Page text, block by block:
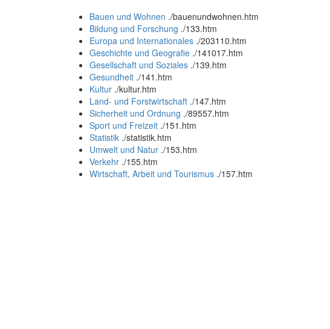
Bauen und Wohnen ./bauenundwohnen.htm
Bildung und Forschung ./133.htm
Europa und Internationales ./203110.htm
Geschichte und Geografie ./141017.htm
Gesellschaft und Soziales ./139.htm
Gesundheit ./141.htm
Kultur ./kultur.htm
Land- und Forstwirtschaft ./147.htm
Sicherheit und Ordnung ./89557.htm
Sport und Freizeit ./151.htm
Statistik ./statistik.htm
Umwelt und Natur ./153.htm
Verkehr ./155.htm
Wirtschaft, Arbeit und Tourismus ./157.htm